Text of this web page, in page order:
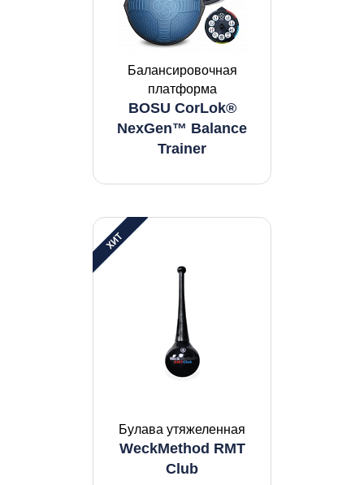
Балансировочная
платформа
BOSU CorLok®
NexGen™ Balance
Trainer
Булава утяжеленная
WeckMethod RMT
Club